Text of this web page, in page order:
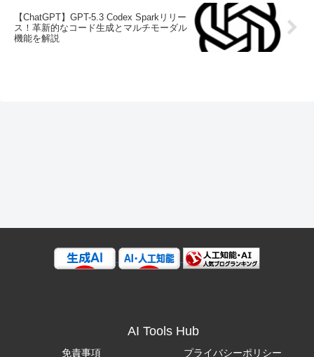
【ChatGPT】GPT-5.3 Codex Sparkリリー
ス！革新的なコード生成とマルチモーダル
機能を解説
AI Tools Hub
免責事項 プライバシーポリシー